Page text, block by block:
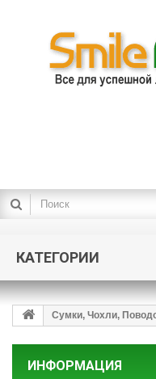
КАТЕГОРИИ
Сумки, Чохли,
ИНФОРМАЦИЯ